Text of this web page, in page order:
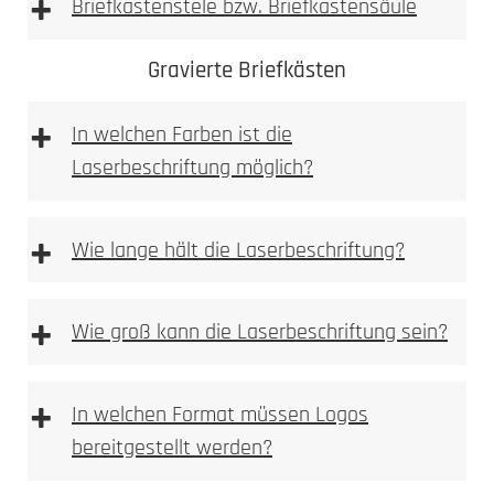
essighaltigen Reinigungsmittel verwenden
unserem Pflegeratgeber.
+ Briefkastenstele bzw. Briefkastensäule
Gravierte Briefkästen
+
In welchen Farben ist die
Laserbeschriftung möglich?
+ Wie lange hält die Laserbeschriftung?
+ Wie groß kann die Laserbeschriftung sein?
+
In welchen Format müssen Logos
bereitgestellt werden?